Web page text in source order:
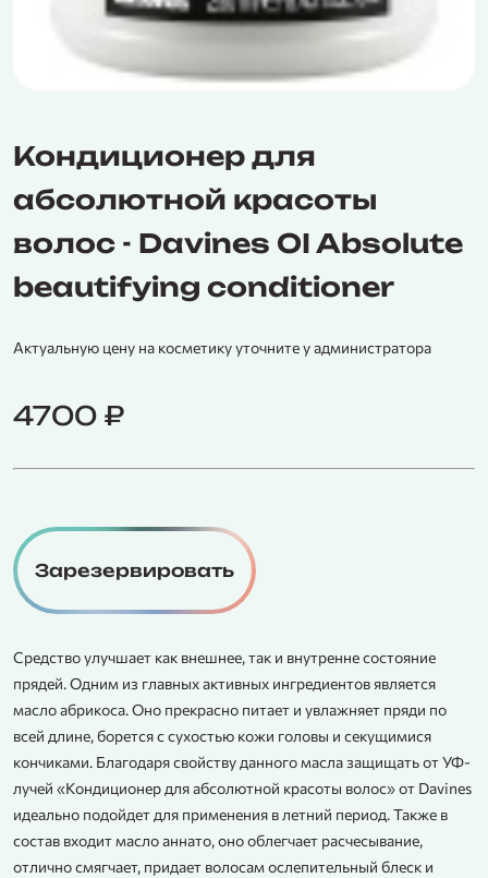
Кондиционер для
абсолютной красоты
волос - Davines OI Absolute
beautifying conditioner
Актуальную цену на косметику уточните у администратора
4700 ₽
Зарезервировать
Средство улучшает как внешнее, так и внутренне состояние
прядей. Одним из главных активных ингредиентов является
масло абрикоса. Оно прекрасно питает и увлажняет пряди по
всей длине, борется с сухостью кожи головы и секущимися
кончиками. Благодаря свойству данного масла защищать от УФ-
лучей «Кондиционер для абсолютной красоты волос» от Davines
идеально подойдет для применения в летний период. Также в
состав входит масло аннато, оно облегчает расчесывание,
отлично смягчает, придает волосам ослепительный блеск и